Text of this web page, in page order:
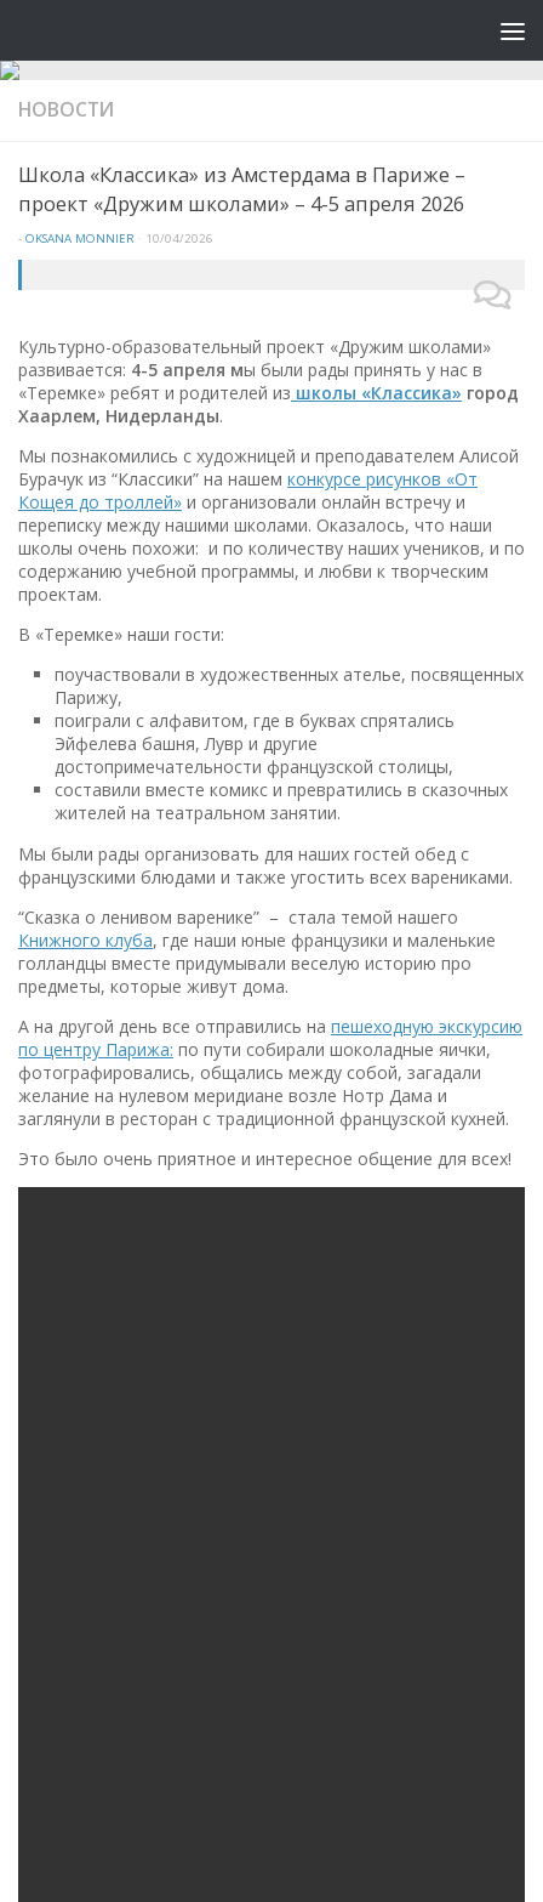
НОВОСТИ
Школа «Классика» из Амстердама в Париже –
проект «Дружим школами» – 4-5 апреля 2026
- OKSANA MONNIER · 10/04/2026
Культурно-образовательный проект «Дружим школами»
развивается: 4-5 апреля мы были рады принять у нас в
«Теремке» ребят и родителей из школы «Классика» город
Хаарлем, Нидерланды.
Мы познакомились с художницей и преподавателем Алисой
Бурачук из “Классики” на нашем конкурсе рисунков «От
Кощея до троллей» и организовали онлайн встречу и
переписку между нашими школами. Оказалось, что наши
школы очень похожи: и по количеству наших учеников, и по
содержанию учебной программы, и любви к творческим
проектам.
В «Теремке» наши гости:
поучаствовали в художественных ателье, посвященных
Парижу,
поиграли с алфавитом, где в буквах спрятались
Эйфелева башня, Лувр и другие
достопримечательности французской столицы,
составили вместе комикс и превратились в сказочных
жителей на театральном занятии.
Мы были рады организовать для наших гостей обед с
французскими блюдами и также угостить всех варениками.
“Сказка о ленивом варенике” – стала темой нашего
Книжного клуба, где наши юные французики и маленькие
голландцы вместе придумывали веселую историю про
предметы, которые живут дома.
А на другой день все отправились на пешеходную экскурсию
по центру Парижа: по пути собирали шоколадные яички,
фотографировались, общались между собой, загадали
желание на нулевом меридиане возле Нотр Дама и
заглянули в ресторан с традиционной французской кухней.
Это было очень приятное и интересное общение для всех!